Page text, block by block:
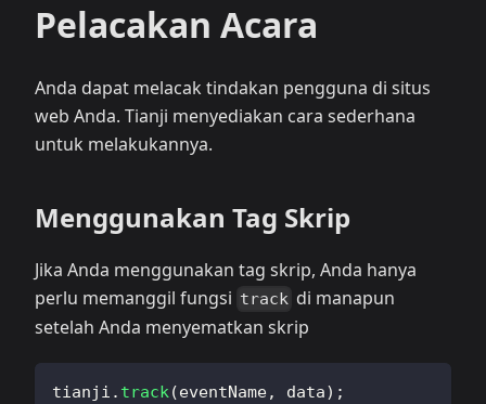
Pelacakan Acara
Anda dapat melacak tindakan pengguna di situs
web Anda. Tianji menyediakan cara sederhana
untuk melakukannya.
Menggunakan Tag Skrip
Jika Anda menggunakan tag skrip, Anda hanya
perlu memanggil fungsi track di manapun
setelah Anda menyematkan skrip
tianji . track(eventName, data) ;